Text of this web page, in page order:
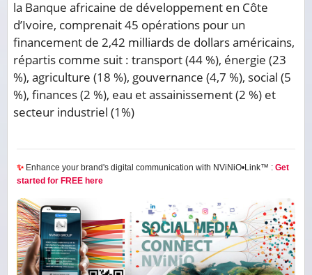
la Banque africaine de développement en Côte
d’Ivoire, comprenait 45 opérations pour un
financement de 2,42 milliards de dollars américains,
répartis comme suit : transport (44 %), énergie (23
%), agriculture (18 %), gouvernance (4,7 %), social (5
%), finances (2 %), eau et assainissement (2 %) et
secteur industriel (1%)
✨ Enhance your brand's digital communication with NViNiO•Link™ : Get
started for FREE here